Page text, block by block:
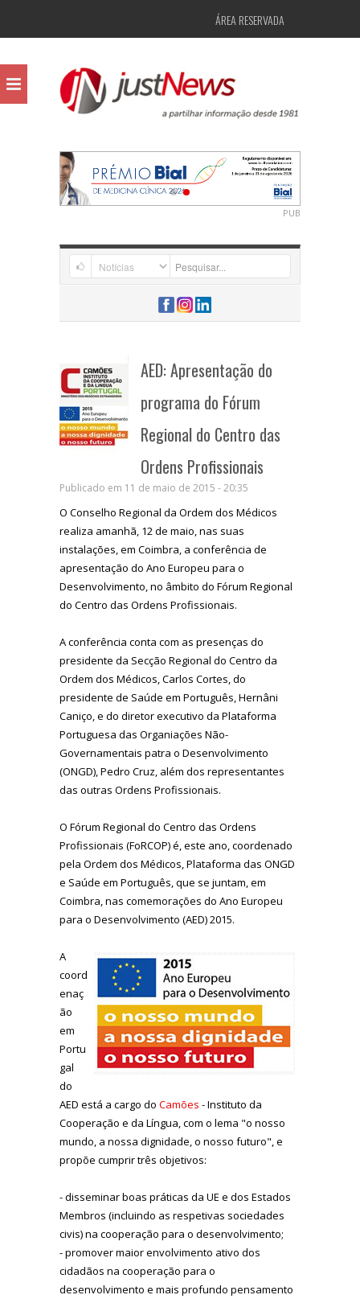
ÁREA RESERVADA
PUB
AED: Apresentação do
programa do Fórum
Regional do Centro das
Ordens Profissionais
Publicado em 11 de maio de 2015 - 20:35
O Conselho Regional da Ordem dos Médicos
realiza amanhã, 12 de maio, nas suas
instalações, em Coimbra, a conferência de
apresentação do Ano Europeu para o
Desenvolvimento, no âmbito do Fórum Regional
do Centro das Ordens Profissionais.
A conferência conta com as presenças do
presidente da Secção Regional do Centro da
Ordem dos Médicos, Carlos Cortes, do
presidente de Saúde em Português, Hernâni
Caniço, e do diretor executivo da Plataforma
Portuguesa das Organiações Não-
Governamentais patra o Desenvolvimento
(ONGD), Pedro Cruz, além dos representantes
das outras Ordens Profissionais.
O Fórum Regional do Centro das Ordens
Profissionais (FoRCOP) é, este ano, coordenado
pela Ordem dos Médicos, Plataforma das ONGD
e Saúde em Português, que se juntam, em
Coimbra, nas comemorações do Ano Europeu
para o Desenvolvimento (AED) 2015.
A
coord
enaç
ão
em
Portu
gal
do
AED está a cargo do Camões - Instituto da
Cooperação e da Língua, com o lema "o nosso
mundo, a nossa dignidade, o nosso futuro", e
propõe cumprir três objetivos:
- disseminar boas práticas da UE e dos Estados
Membros (incluindo as respetivas sociedades
civis) na cooperação para o desenvolvimento;
- promover maior envolvimento ativo dos
cidadãos na cooperação para o
desenvolvimento e mais profundo pensamento